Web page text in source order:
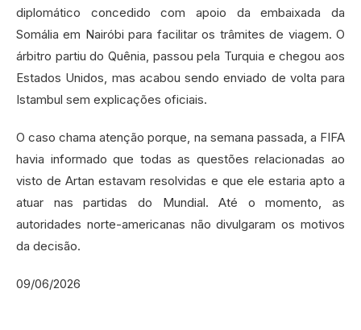
diplomático concedido com apoio da embaixada da
Somália em Nairóbi para facilitar os trâmites de viagem. O
árbitro partiu do Quênia, passou pela Turquia e chegou aos
Estados Unidos, mas acabou sendo enviado de volta para
Istambul sem explicações oficiais.
O caso chama atenção porque, na semana passada, a FIFA
havia informado que todas as questões relacionadas ao
visto de Artan estavam resolvidas e que ele estaria apto a
atuar nas partidas do Mundial. Até o momento, as
autoridades norte-americanas não divulgaram os motivos
da decisão.
09/06/2026